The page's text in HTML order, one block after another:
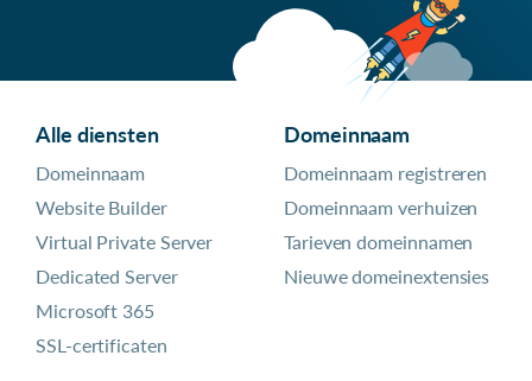
Alle diensten
Domeinnaam
Website Builder
Virtual Private Server
Dedicated Server
Microsoft 365
SSL-certificaten
Domeinnaam
Domeinnaam registreren
Domeinnaam verhuizen
Tarieven domeinnamen
Nieuwe domeinextensies